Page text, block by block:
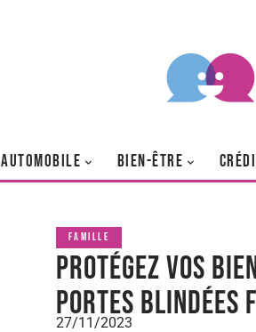
AUTOMOBILE BIEN-ÊTRE
FAMILLE
Protégez vos
portes blindées
27/11/2023